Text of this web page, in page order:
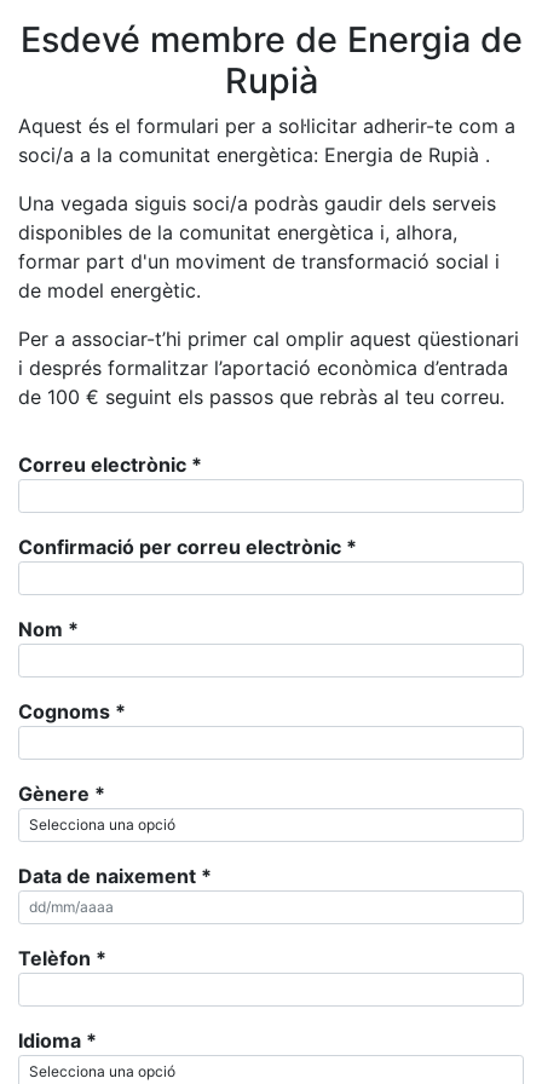
Esdevé membre de Energia de
Rupià
Aquest és el formulari per a sol·licitar adherir-te com a
soci/a a la comunitat energètica: Energia de Rupià .
Una vegada siguis soci/a podràs gaudir dels serveis
disponibles de la comunitat energètica i, alhora,
formar part d'un moviment de transformació social i
de model energètic.
Per a associar-t’hi primer cal omplir aquest qüestionari
i després formalitzar l’aportació econòmica d’entrada
de 100 € seguint els passos que rebràs al teu correu.
Correu electrònic *
Confirmació per correu electrònic *
Nom *
Cognoms *
Gènere *
Data de naixement *
Telèfon *
Idioma *